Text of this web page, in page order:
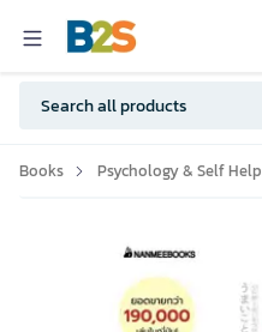
Books Psychology & Self Help